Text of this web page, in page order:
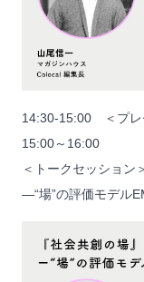
14:30-15:00 ＜プレ
15:00～16:00
＜トークセッション
―“場”の評価モデル